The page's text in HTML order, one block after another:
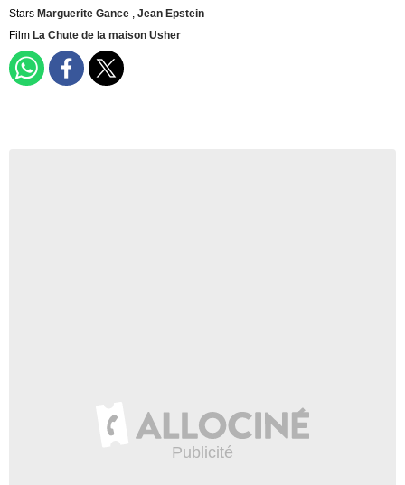
Stars Marguerite Gance , Jean Epstein
Film La Chute de la maison Usher